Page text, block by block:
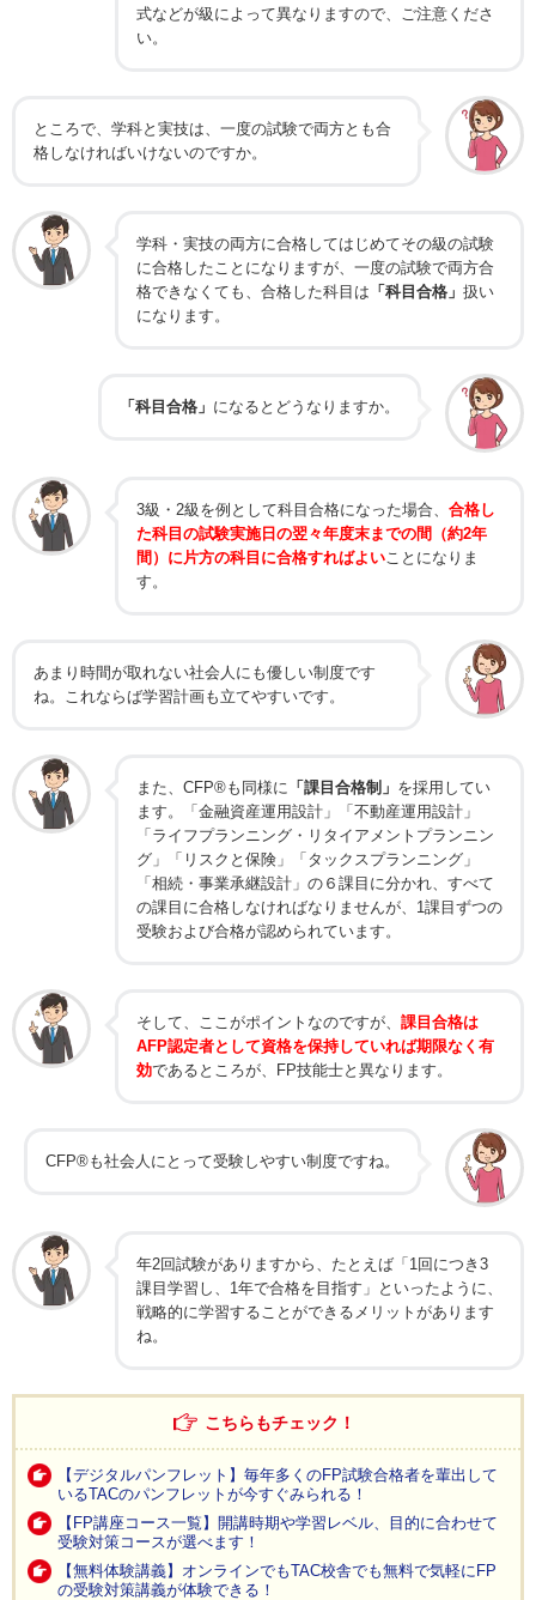
式などが級によって異なりますので、ご注意くださ
い。
ところで、学科と実技は、一度の試験で両方とも合
格しなければいけないのですか。
学科・実技の両方に合格してはじめてその級の試験
に合格したことになりますが、一度の試験で両方合
格できなくても、合格した科目は 「科目合格」 扱い
になります。
「科目合格」 になるとどうなりますか。
3級・2級を例として科目合格になった場合、 合格し
た科目の試験実施日の翌々年度末までの間（約2年
間）に片方の科目に合格すればよい ことになりま
す。
あまり時間が取れない社会人にも優しい制度です
ね。これならば学習計画も立てやすいです。
また、CFP®も同様に 「課目合格制」 を採用してい
ます。「金融資産運用設計」「不動産運用設計」
「ライフプランニング・リタイアメントプランニン
グ」「リスクと保険」「タックスプランニング」
「相続・事業承継設計」の６課目に分かれ、すべて
の課目に合格しなければなりませんが、1課目ずつの
受験および合格が認められています。
そして、ここがポイントなのですが、 課目合格は
AFP認定者として資格を保持していれば期限なく有
効であるところが、FP技能士と異なります。
CFP®も社会人にとって受験しやすい制度ですね。
年2回試験がありますから、たとえば「1回につき3
課目学習し、1年で合格を目指す」といったように、
戦略的に学習することができるメリットがあります
ね。
こちらもチェック！
【デジタルパンフレット】毎年多くのFP試験合格者を輩出して
いるTACのパンフレットが今すぐみられる！
【FP講座コース一覧】開講時期や学習レベル、目的に合わせて
受験対策コースが選べます！
【無料体験講義】オンラインでもTAC校舎でも無料で気軽にFP
の受験対策講義が体験できる！